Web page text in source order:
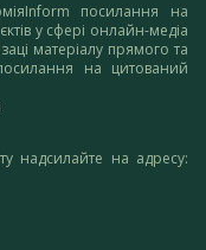
посилання на
у сфері онлайн-медіа
матеріалу прямого та
на цитований
надсилайте на адресу: